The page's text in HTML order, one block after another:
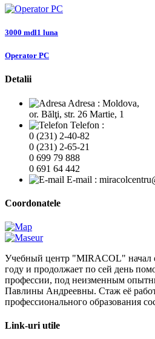
3000 mdl1 luna
Operator PC
Detalii
Adresa : Moldova,
or. Bălţi, str. 26 Martie, 1
Telefon :
0 (231) 2-40-82
0 (231) 2-65-21
0 699 79 888
0 691 64 442
E-mail :
Coordonatele
Учебный центр "MIRACOL" начал
году и продолжает по сей день
профессии, под неизменным
Павлины Андреевны. Стаж её
профессионального образования
Link-uri utile